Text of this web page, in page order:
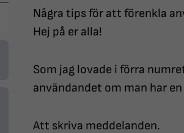
Några tips för att förenkla
Hej på er alla!
Som jag lovade i förra
användandet om man har
Att skriva meddelanden.